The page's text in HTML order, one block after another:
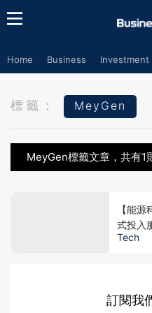
Home Business Investment
標籤： MeyGen
MeyGen標籤文章，共有1
Tech
【能
式投入
力
訂閱我